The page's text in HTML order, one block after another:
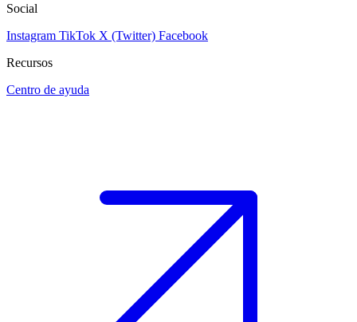
Social
Instagram TikTok X (Twitter) Facebook
Recursos
Centro de ayuda